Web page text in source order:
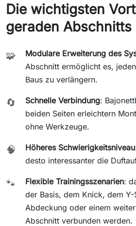
Die wichtigsten
geraden Abschnitts
🧩 Modulare Erweiterung des
Abschnitt ermöglicht es,
Baus zu verlängern.
🔄 Schnelle Verbindung:
beiden Seiten erleichtern
ohne Werkzeuge.
🧠 Höheres Schwierigkeitsniveau
desto interessanter die
🐾 Flexible Trainingsszenarien:
der Basis, dem Knick, dem
Abdeckung oder einem
Abschnitt verbunden werden.